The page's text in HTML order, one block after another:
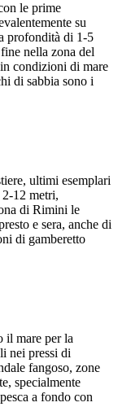
le prime
su
profondità di 1-5
nella zona del
condizioni di mare
di sabbia sono i
ultimi esemplari
12 metri,
di Rimini le
e sera, anche di
di gamberetto
il mare per la
nei pressi di
fangoso, zone
specialmente
a fondo con